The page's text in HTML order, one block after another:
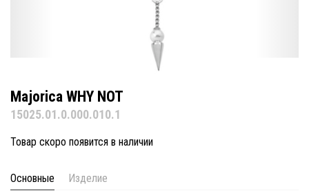
Majorica WHY NOT
15025.01.0.000.010.1
Товар скоро появится в наличии
Основные Изделие